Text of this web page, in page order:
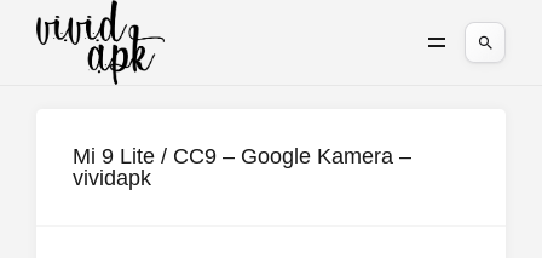
Mi 9 Lite / CC9 – Google Kamera –
vividapk